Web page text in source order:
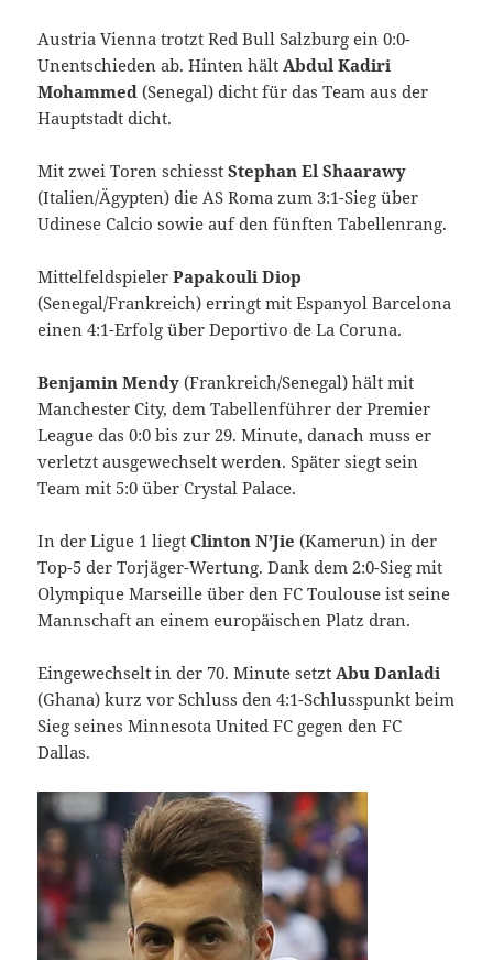
Austria Vienna trotzt Red Bull Salzburg ein 0:0-
Unentschieden ab. Hinten hält Abdul Kadiri
Mohammed (Senegal) dicht für das Team aus der
Hauptstadt dicht.
Mit zwei Toren schiesstStephan El Shaarawy
(Italien/Ägypten) die AS Roma zum 3:1-Sieg über
Udinese Calcio sowie auf den fünften Tabellenrang.
MittelfeldspielerPapakouli Diop
(Senegal/Frankreich) erringt mit Espanyol Barcelona
einen 4:1-Erfolg über Deportivo de La Coruna.
Benjamin Mendy (Frankreich/Senegal) hält mit
Manchester City, dem Tabellenführer der Premier
League das 0:0 bis zur 29. Minute, danach muss er
verletzt ausgewechselt werden. Später siegt sein
Team mit 5:0 über Crystal Palace.
In der Ligue 1 liegtClinton N’Jie (Kamerun) in der
Top-5 der Torjäger-Wertung. Dank dem 2:0-Sieg mit
Olympique Marseille über den FC Toulouse ist seine
Mannschaft an einem europäischen Platz dran.
Eingewechselt in der 70. Minute setzt Abu Danladi
(Ghana) kurz vor Schluss den 4:1-Schlusspunkt beim
Sieg seines Minnesota United FC gegen den FC
Dallas.